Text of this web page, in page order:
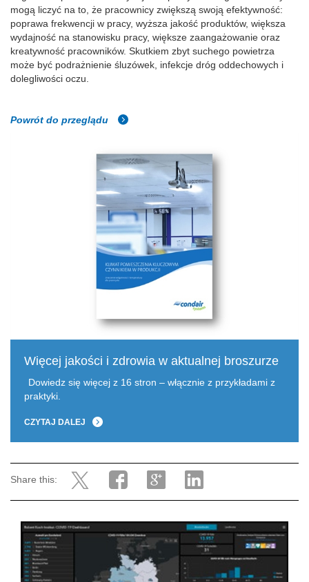
mogą liczyć na to, że pracownicy zwiększą swoją efektywność:
poprawa frekwencji w pracy, wyższa jakość produktów, większa
wydajność na stanowisku pracy, większe zaangażowanie oraz
kreatywność pracowników. Skutkiem zbyt suchego powietrza
może być podrażnienie śluzówek, infekcje dróg oddechowych i
dolegliwości oczu.
Powrót do przeglądu
Więcej jakości i zdrowia w aktualnej broszurze
Dowiedz się więcej z 16 stron – włącznie z przykładami z
praktyki.
CZYTAJ DALEJ
Share this: